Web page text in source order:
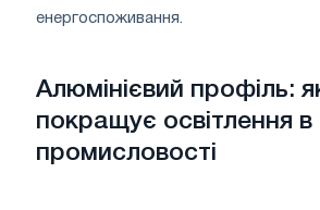
енергоспоживання.
Алюмінієвий профіль:
покращує освітлення в
промисловості